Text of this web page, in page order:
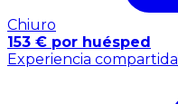
Chiuro
153 € por huésped
Experiencia compartida